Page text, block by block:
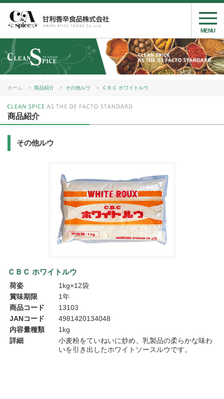
MENU
ホーム 商品紹介 その他ルウ ＣＢＣ ホワイトルウ
商品紹介
その他ルウ
ＣＢＣ ホワイトルウ
荷姿
1kg×12袋
賞味期限
1年
商品コード
13103
JANコード
4981420134048
内容量種類
1kg
詳細
小麦粉をていねいに炒め、乳製品の柔らかな味わ
いを引き出したホワイトソースルウです。